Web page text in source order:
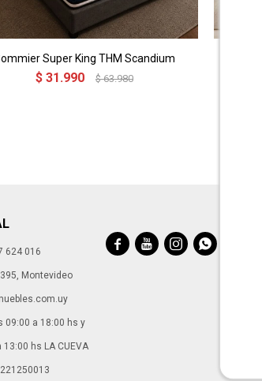
Super King THM Scandium
$ 31.990 $ 63.980
624 016
Montevideo
09:00 a 18:00 hs y
hs LA CUEVA
   